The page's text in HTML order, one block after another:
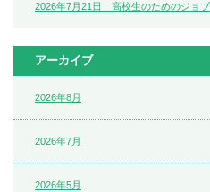
2026年7月21日 高校生のためのジョ
アーカイブ
2026年8月
2026年7月
2026年5月